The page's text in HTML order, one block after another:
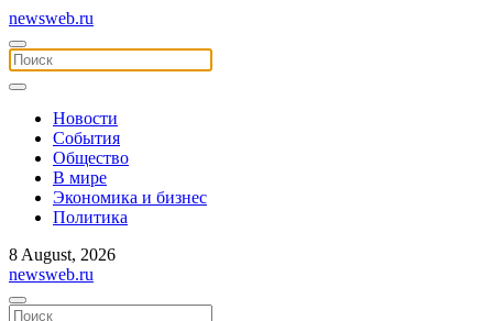
newsweb.ru
Новости
События
Общество
В мире
Экономика и бизнес
Политика
8 August, 2026
newsweb.ru